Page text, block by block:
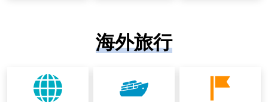
海外旅行